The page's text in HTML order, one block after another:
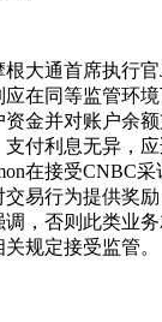
大通首席执行官
在同等监管环境
资金并对账户余
付利息无异，
在接受CNBC
易行为提供奖
，否则此类业务
规定接受监管。